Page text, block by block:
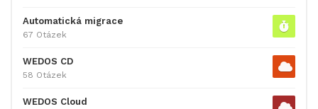
Automatická migrace
67 Otázek
WEDOS CD
58 Otázek
WEDOS Cloud